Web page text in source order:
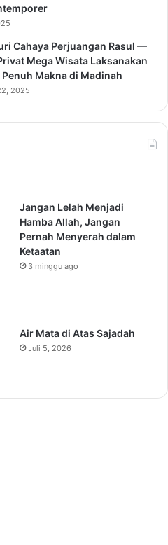
Cahaya Perjuangan Rasul —
Mega Wisata Laksanakan
Makna di Madinah
2025
Jangan Lelah Menjadi
Hamba Allah, Jangan
Pernah Menyerah dalam
Ketaatan
3 minggu ago
Air Mata di Atas Sajadah
Juli 5, 2026